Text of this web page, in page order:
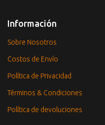
Información
Sobre Nosotros
Costos de Envío
Política de Privacidad
Términos & Condiciones
Política de devoluciones